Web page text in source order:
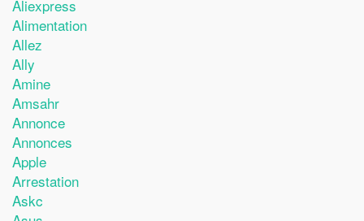
Aliexpress
Alimentation
Allez
Ally
Amine
Amsahr
Annonce
Annonces
Apple
Arrestation
Askc